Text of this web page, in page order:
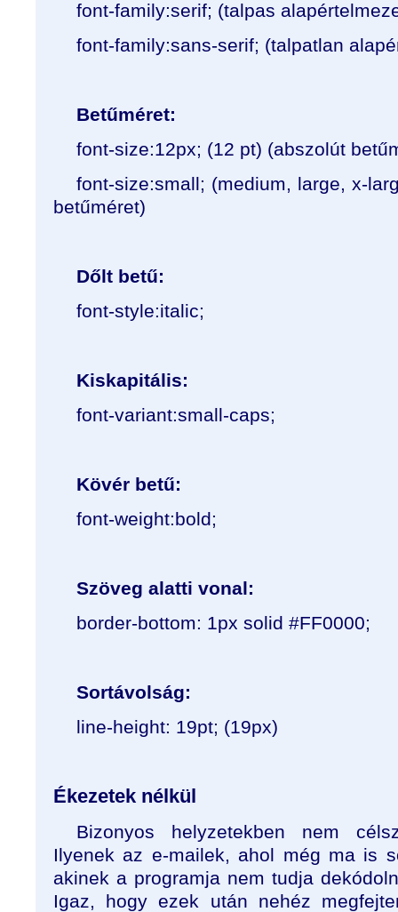
font-family:serif; (talpas
font-family:sans-serif; (talpatlan
Betűméret:
font-size:12px; (12 pt) (abszolút
font-size:small; (medium, large, x-
betűméret)
Dőlt betű:
font-style:italic;
Kiskapitális:
font-variant:small-caps;
Kövér betű:
font-weight:bold;
Szöveg alatti vonal:
border-bottom: 1px solid #FF0000;
Sortávolság:
line-height: 19pt; (19px)
Ékezetek nélkül
Bizonyos helyzetekben nem
Ilyenek az e-mailek, ahol még ma is
akinek a programja nem tudja
Igaz, hogy ezek után nehéz